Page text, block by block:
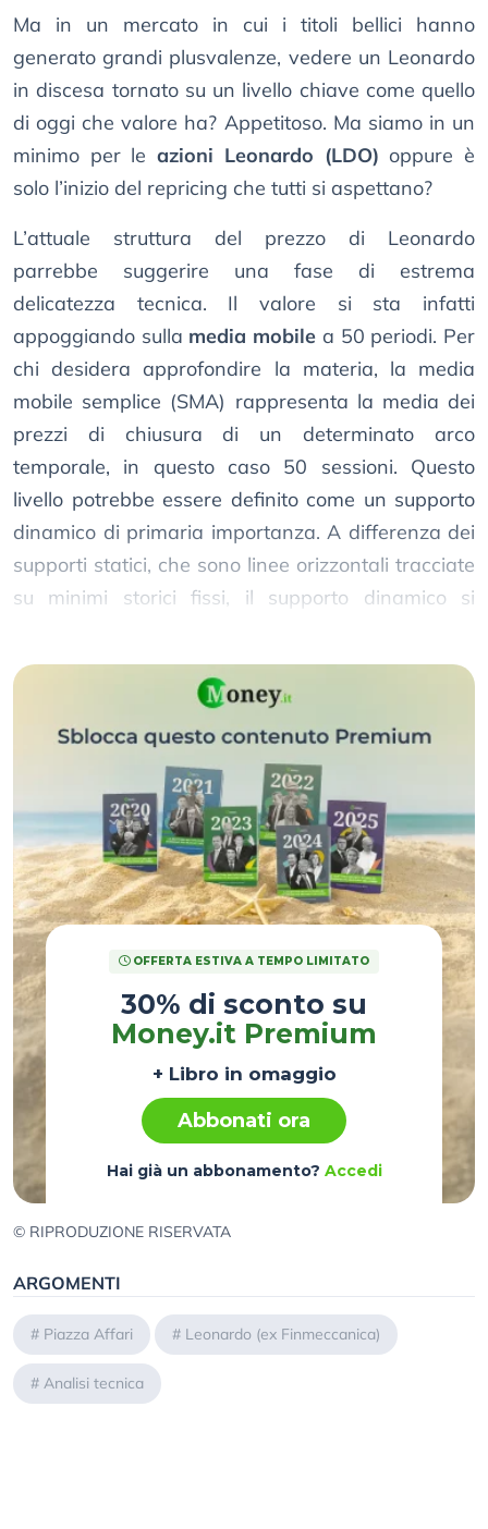
Ma in un mercato in cui i titoli bellici hanno
generato grandi plusvalenze, vedere un Leonardo
in discesa tornato su un livello chiave come quello
di oggi che valore ha? Appetitoso. Ma siamo in un
minimo per leazioni Leonardo (LDO) oppure è
solo l’inizio del repricing che tutti si aspettano?
L’attuale struttura del prezzo di Leonardo
parrebbe suggerire una fase di estrema
delicatezza tecnica. Il valore si sta infatti
appoggiando sulla media mobile a 50 periodi. Per
chi desidera approfondire la materia, la media
mobile semplice (SMA) rappresenta la media dei
prezzi di chiusura di un determinato arco
temporale, in questo caso 50 sessioni. Questo
livello potrebbe essere definito come un supporto
dinamico di primaria importanza. A differenza dei
supporti statici, che sono linee orizzontali tracciate
su minimi storici fissi, il supporto dinamico si
OFFERTA ESTIVA A TEMPO LIMITATO
30% di sconto su
Money.it Premium
+ Libro in omaggio
Abbonati ora
Hai già un abbonamento? Accedi
© RIPRODUZIONE RISERVATA
ARGOMENTI
# Piazza Affari # Leonardo (ex Finmeccanica)
# Analisi tecnica